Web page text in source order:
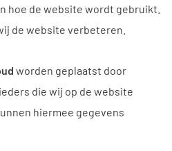
hoe de website wordt gebruikt.
de website verbeteren.
worden geplaatst door
die wij op de website
hiermee gegevens